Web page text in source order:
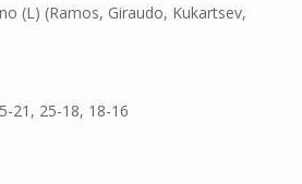
(L) (Ramos, Giraudo, Kukartsev,
21, 25-18, 18-16